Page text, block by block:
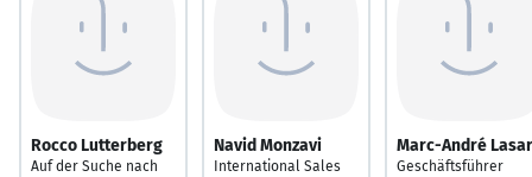
Rocco Lutterberg
Auf der Suche nach
Navid Monzavi
International Sales
Marc-André
Geschäftsführer